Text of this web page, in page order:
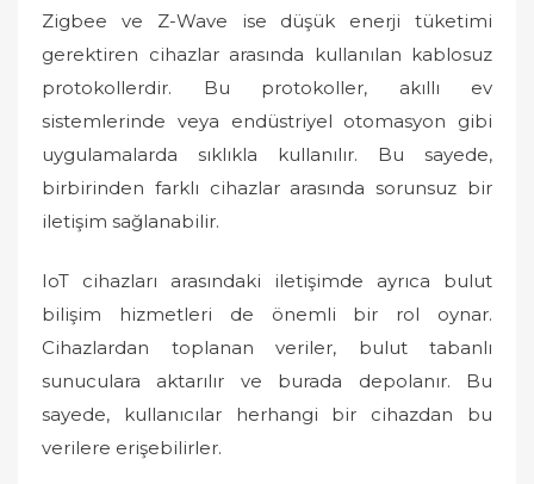
Zigbee ve Z-Wave ise düşük enerji tüketimi
gerektiren cihazlar arasında kullanılan kablosuz
protokollerdir. Bu protokoller, akıllı ev
sistemlerinde veya endüstriyel otomasyon gibi
uygulamalarda sıklıkla kullanılır. Bu sayede,
birbirinden farklı cihazlar arasında sorunsuz bir
iletişim sağlanabilir.
IoT cihazları arasındaki iletişimde ayrıca bulut
bilişim hizmetleri de önemli bir rol oynar.
Cihazlardan toplanan veriler, bulut tabanlı
sunuculara aktarılır ve burada depolanır. Bu
sayede, kullanıcılar herhangi bir cihazdan bu
verilere erişebilirler.